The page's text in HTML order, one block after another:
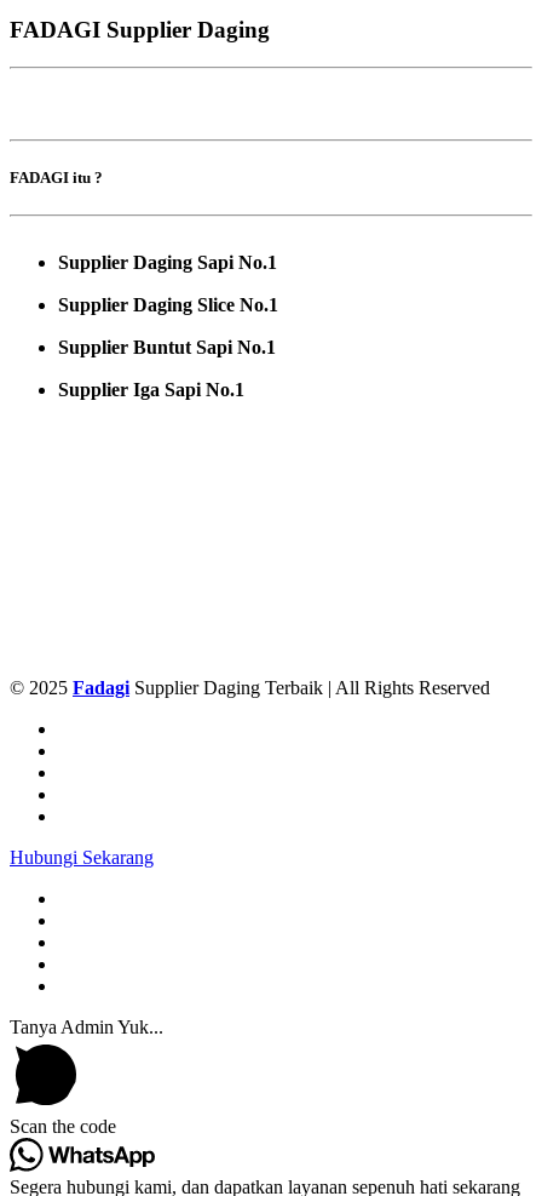
FADAGI Supplier Daging
FADAGI itu ?
Supplier Daging Sapi No.1
Supplier Daging Slice No.1
Supplier Buntut Sapi No.1
Supplier Iga Sapi No.1
© 2025 FadagiSupplier Daging Terbaik | All Rights Reserved
Hubungi Sekarang
Tanya Admin Yuk...
Scan the code
Segera hubungi kami, dan dapatkan layanan sepenuh hati sekarang